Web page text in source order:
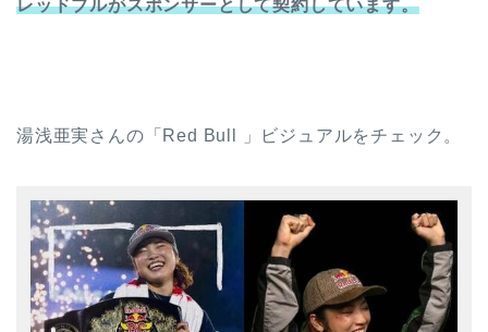
レッドブルがスポンサーとして契約しています。
湯浅亜実さんの「Red Bull 」ビジュアルをチェック。